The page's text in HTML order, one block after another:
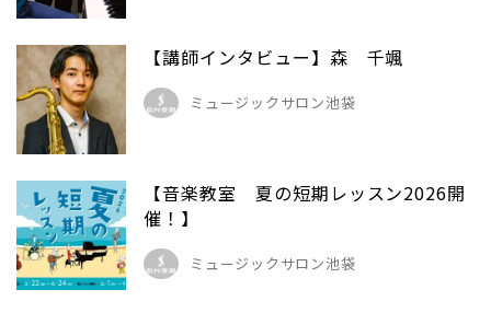
【講師インタビュー】森 千颯
ミュージックサロン池袋
【音楽教室 夏の短期レッスン2026開
催！】
ミュージックサロン池袋